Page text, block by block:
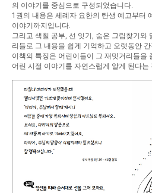
의 이야기를 중심으로 구성되었습니다.
1권의 내용은 세례자 요한의 탄생 예고부터
이야기까지입니다.
그리고 색칠 공부, 선 잇기, 숨은 그림찾기와
리들로 그 내용을 쉽게 기억하고 오랫동안
이책의 특징은 어린이들이 그 재밋거리들을
어린 시절 이야기를 자연스럽게 알게 된다는